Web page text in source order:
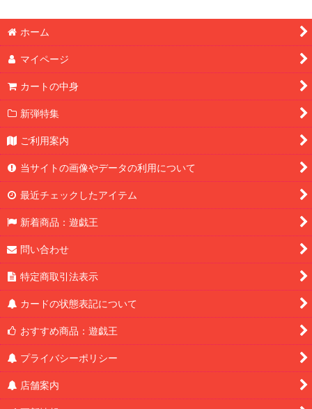
ホーム
マイページ
カートの中身
新弾特集
ご利用案内
当サイトの画像やデータの利用について
最近チェックしたアイテム
新着商品：遊戯王
問い合わせ
特定商取引法表示
カードの状態表記について
おすすめ商品：遊戯王
プライバシーポリシー
店舗案内